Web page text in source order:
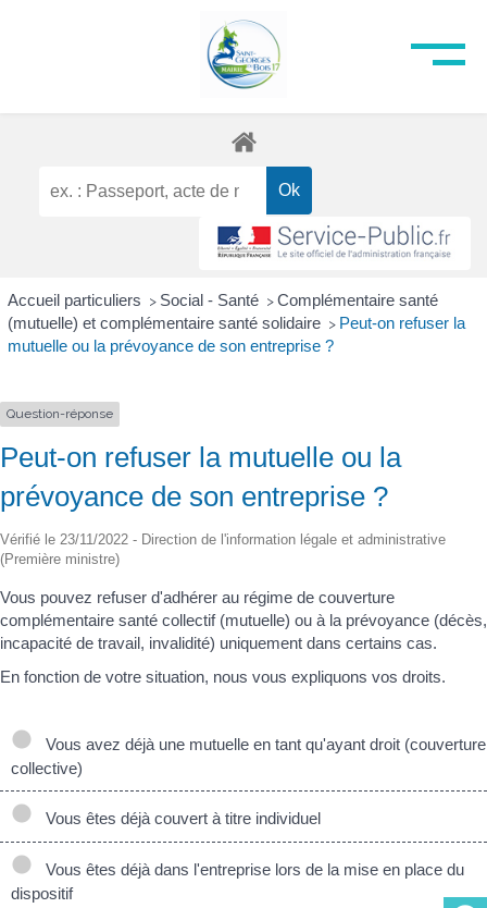
Accueil particuliers > Social - Santé > Complémentaire santé
(mutuelle) et complémentaire santé solidaire > Peut-on refuser la
mutuelle ou la prévoyance de son entreprise ?
Question-réponse
Peut-on refuser la mutuelle ou la
prévoyance de son entreprise ?
Vérifié le 23/11/2022 - Direction de l'information légale et administrative
(Première ministre)
Vous pouvez refuser d'adhérer au régime de couverture
complémentaire santé collectif (mutuelle) ou à la prévoyance (décès,
incapacité de travail, invalidité) uniquement dans certains cas.
En fonction de votre situation, nous vous expliquons vos droits.
Vous avez déjà une mutuelle en tant qu'ayant droit (couverture
collective)
Vous êtes déjà couvert à titre individuel
Vous êtes déjà dans l'entreprise lors de la mise en place du
dispositif